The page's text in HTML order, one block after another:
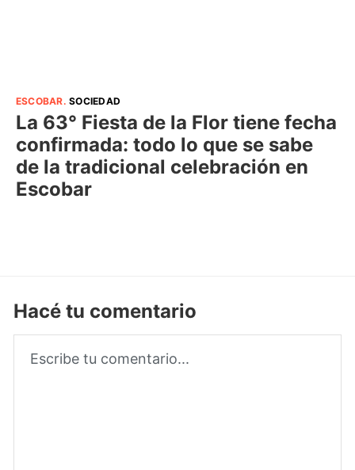
ESCOBAR.SOCIEDAD
La 63° Fiesta de la Flor tiene fecha
confirmada: todo lo que se sabe
de la tradicional celebración en
Escobar
Hacé tu comentario